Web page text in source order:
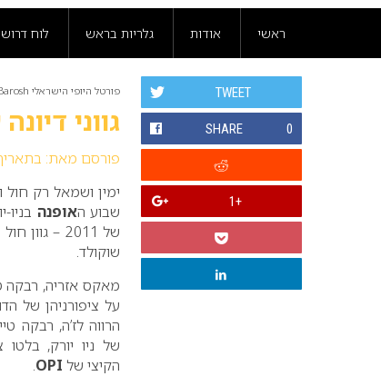
ראשי אודות גלריות בראש לוח
פורטל היופי הישראלי Barosh
גווני
פורסם מאת: בתאריך: 2 מאי
TWEET
SHARE 0
+1
ימין ושמאל רק חול
שבוע האופנה
של 2011 –
שוקולד.
מאקס אזריה, רבקה
על ציפורניהן של
הרווה לז’ה, רבקה
של ניו יורק,
הקיצי של OPI
.